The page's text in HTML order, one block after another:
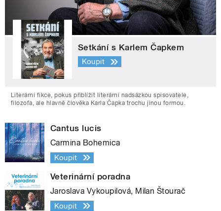
Setkání s Karlem Čapkem
Koupit
Literární fikce, pokus přiblížit literární nadsázkou spisovatele,
filozofa, ale hlavně člověka Karla Čapka trochu jinou formou.
Cantus lucis
Carmina Bohemica
Koupit
Veterinární poradna
Jaroslava Vykoupilová, Milan Štourač
Koupit